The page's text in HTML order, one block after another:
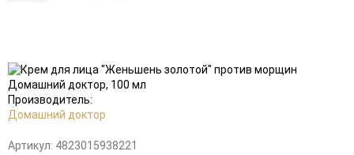
в
избранное
Производитель:
Домашний доктор
Артикул: 4823015938221